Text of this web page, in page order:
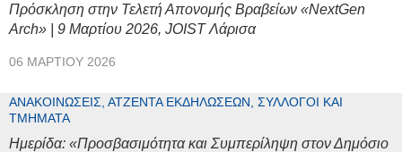
Πρόσκληση στην Τελετή Απονομής Βραβείων «NextGen
Arch» | 9 Μαρτίου 2026, JOIST Λάρισα
06 ΜΑΡΤΊΟΥ 2026
ΑΝΑΚΟΙΝΏΣΕΙΣ, ΑΤΖΈΝΤΑ ΕΚΔΗΛΏΣΕΩΝ, ΣΎΛΛΟΓΟΙ ΚΑΙ
ΤΜΉΜΑΤΑ
Ημερίδα: «Προσβασιμότητα και Συμπερίληψη στον Δημόσιο